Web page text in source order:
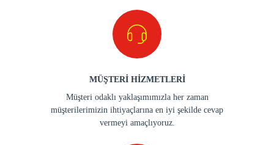
MÜŞTERİ HİZMETLERİ
Müşteri odaklı yaklaşımımızla her zaman
müşterilerimizin ihtiyaçlarına en iyi şekilde cevap
vermeyi amaçlıyoruz.